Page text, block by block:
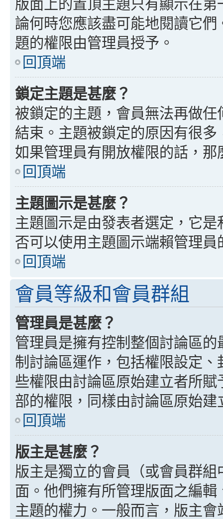
版面上的置頂主題只有顯示在
論何時您應該盡可能地閱讀它
題的權限由管理員授予。
回頂端
鎖定主題是甚麼？
被鎖定的主題，會員無法再做
結束。主題被鎖定的原因有很
如果管理員有開放權限的話，
回頂端
主題圖示是甚麼？
主題圖示是由發表者選定，它
否可以使用主題圖示端賴管理員
回頂端
會員等級和會員群組
管理員是甚麼？
管理員是擁有控制整個討論區
制討論區運作，包括權限設定
些權限由討論區原始建立者所
部的權限，同樣由討論區原始建
回頂端
版主是甚麼？
版主是獨立的會員（或會員群
面。他們擁有所管理版面之編
主題的權力。一般而言，版主